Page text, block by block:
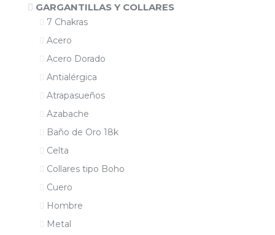
GARGANTILLAS Y COLLARES
7 Chakras
Acero
Acero Dorado
Antialérgica
Atrapasueños
Azabache
Baño de Oro 18k
Celta
Collares tipo Boho
Cuero
Hombre
Metal